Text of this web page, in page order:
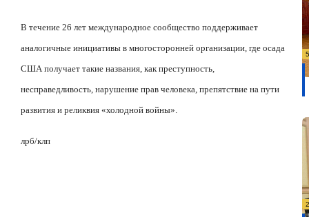
В течение 26 лет международное сообщество поддерживает
аналогичные инициативы в многосторонней организации, где осада
США получает такие названия, как преступность,
несправедливость, нарушение прав человека, препятствие на пути
развития и реликвия «холодной войны».
лрб/клп